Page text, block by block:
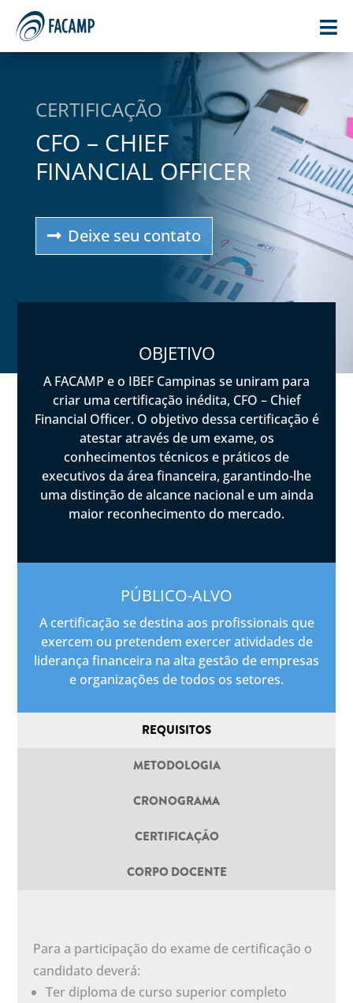

CERTIFICAÇÃO
CFO – CHIEF
FINANCIAL OFFICER
Deixe seu contato
OBJETIVO
A FACAMP e o IBEF Campinas se uniram para
criar uma certificação inédita, CFO – Chief
Financial Officer. O objetivo dessa certificação é
atestar através de um exame, os
conhecimentos técnicos e práticos de
executivos da área financeira, garantindo-lhe
uma distinção de alcance nacional e um ainda
maior reconhecimento do mercado.
PÚBLICO-ALVO
A certificação se destina aos profissionais que
exercem ou pretendem exercer atividades de
liderança financeira na alta gestão de empresas
e organizações de todos os setores.
REQUISITOS
METODOLOGIA
CRONOGRAMA
CERTIFICAÇÃO
CORPO DOCENTE
Para a participação do exame de certificação o
candidato deverá:
Ter diploma de curso superior completo